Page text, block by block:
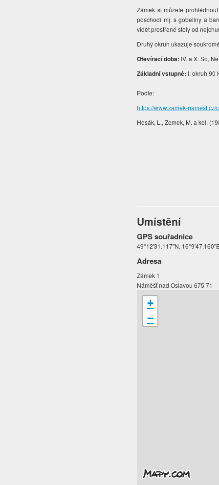
Zámek si můžete
poschodí mj. s gobelíny a
vidět prostřené stoly od
Druhý okruh ukazuje
Otevírací doba: IV. a X. So,
Základní vstupné: I. okruh 90
Podle:
https://www.zamek-
Hosák, L., Zemek, M. a kol.
Umístění
GPS souřadnice
49°12'31.117"N,
Adresa
Zámek 1
Náměšť nad Oslavou 675 71
+
−